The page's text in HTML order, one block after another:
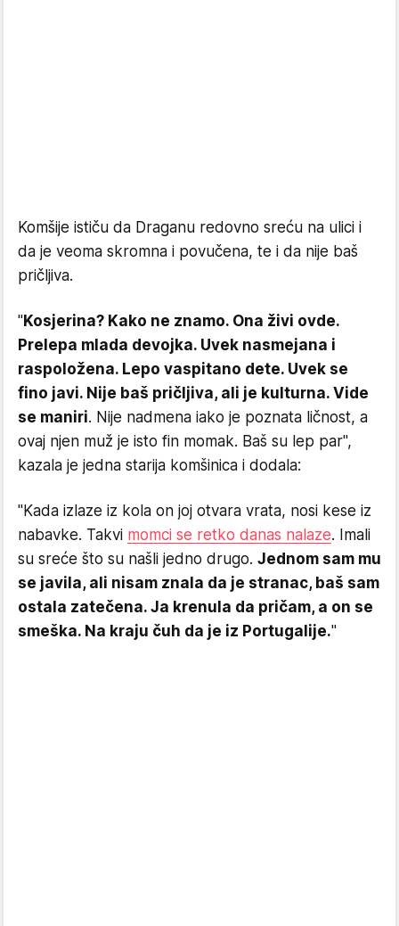
Komšije ističu da Draganu redovno sreću na ulici i
da je veoma skromna i povučena, te i da nije baš
pričljiva.
"Kosjerina? Kako ne znamo. Ona živi ovde.
Prelepa mlada devojka. Uvek nasmejana i
raspoložena. Lepo vaspitano dete. Uvek se
fino javi. Nije baš pričljiva, ali je kulturna. Vide
se maniri. Nije nadmena iako je poznata ličnost, a
ovaj njen muž je isto fin momak. Baš su lep par",
kazala je jedna starija komšinica i dodala:
"Kada izlaze iz kola on joj otvara vrata, nosi kese iz
nabavke. Takvi momci se retko danas nalaze. Imali
su sreće što su našli jedno drugo. Jednom sam mu
se javila, ali nisam znala da je stranac, baš sam
ostala zatečena. Ja krenula da pričam, a on se
smeška. Na kraju čuh da je iz Portugalije."